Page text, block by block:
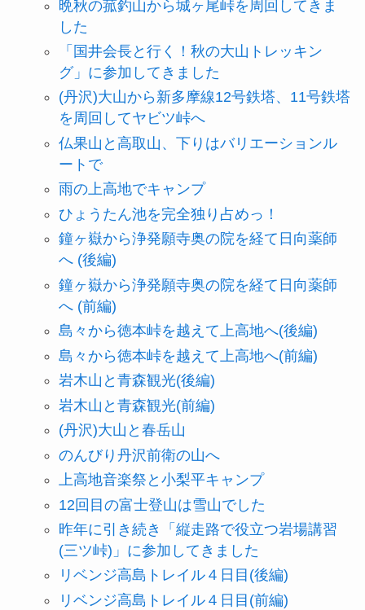
晩秋の菰釣山から城ヶ尾峠を周回してきま
した
「国井会長と行く！秋の大山トレッキン
グ」に参加してきました
(丹沢)大山から新多摩線12号鉄塔、11号鉄塔
を周回してヤビツ峠へ
仏果山と高取山、下りはバリエーションル
ートで
雨の上高地でキャンプ
ひょうたん池を完全独り占めっ！
鐘ヶ嶽から浄発願寺奥の院を経て日向薬師
へ (後編)
鐘ヶ嶽から浄発願寺奥の院を経て日向薬師
へ (前編)
島々から徳本峠を越えて上高地へ(後編)
島々から徳本峠を越えて上高地へ(前編)
岩木山と青森観光(後編)
岩木山と青森観光(前編)
(丹沢)大山と春岳山
のんびり丹沢前衛の山へ
上高地音楽祭と小梨平キャンプ
12回目の富士登山は雪山でした
昨年に引き続き「縦走路で役立つ岩場講習
(三ツ峠)」に参加してきました
リベンジ高島トレイル４日目(後編)
リベンジ高島トレイル４日目(前編)